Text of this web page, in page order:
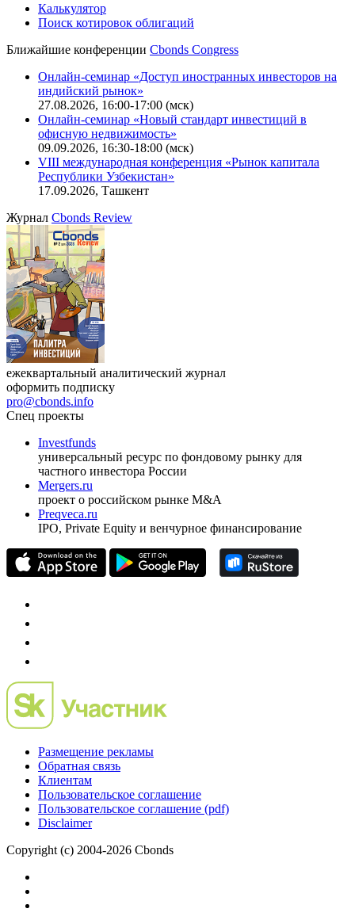
Калькулятор
Поиск котировок облигаций
Ближайшие конференции Cbonds Congress
Онлайн-семинар «Доступ иностранных инвесторов на
индийский рынок»
27.08.2026, 16:00-17:00 (мск)
Онлайн-семинар «Новый стандарт инвестиций в
офисную недвижимость»
09.09.2026, 16:30-18:00 (мск)
VIII международная конференция «Рынок капитала
Республики Узбекистан»
17.09.2026, Ташкент
Журнал Cbonds Review
ежеквартальный аналитический журнал
оформить подписку
pro@cbonds.info
Спец проекты
Investfunds
универсальный ресурс по фондовому рынку для
частного инвестора России
Mergers.ru
проект о российском рынке M&A
Preqveca.ru
IPO, Private Equity и венчурное финансирование
Размещение рекламы
Обратная связь
Клиентам
Пользовательское соглашение
Пользовательское соглашение (pdf)
Disclaimer
Copyright (c) 2004-2026 Cbonds